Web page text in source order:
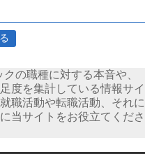
の職種に対する本音や、
度を集計している情報サイ
職活動や転職活動、それに
当サイトをお役立てくださ